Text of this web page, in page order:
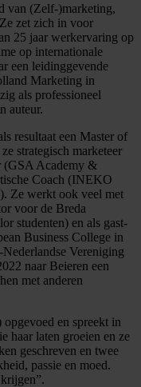
van (Zelf-)marketing,
zet zich in voor
25 jaar werkervaring op
op internationale
een leidinggevende
Marketing in
als professioneel
auteur.
resultaat een Master of
strategisch marketeer
(GSA Academy &
Coach (INEKO
Ze werkt ook veel met
voor de Breda
studenten) en als gast-
Business College in
Vereniging
naar Beieren een
met anderen
en spreekt in
haar laten groeien en ze
geschreven en twee
passie en moed.